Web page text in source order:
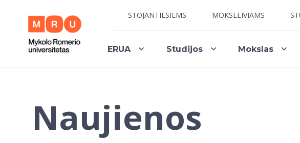
STOJANTIESIEMS MOKSLEIVIAMS
ERUA Studijos Mokslas
Naujienos